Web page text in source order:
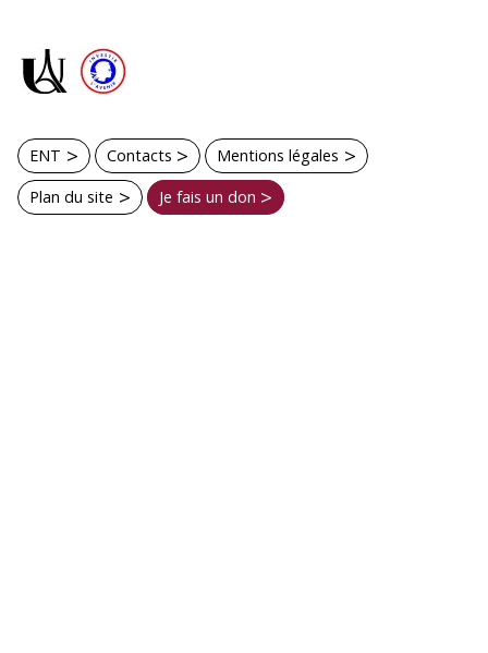
ENT Contacts
Mentions légales
Plan du site
Je fais un don